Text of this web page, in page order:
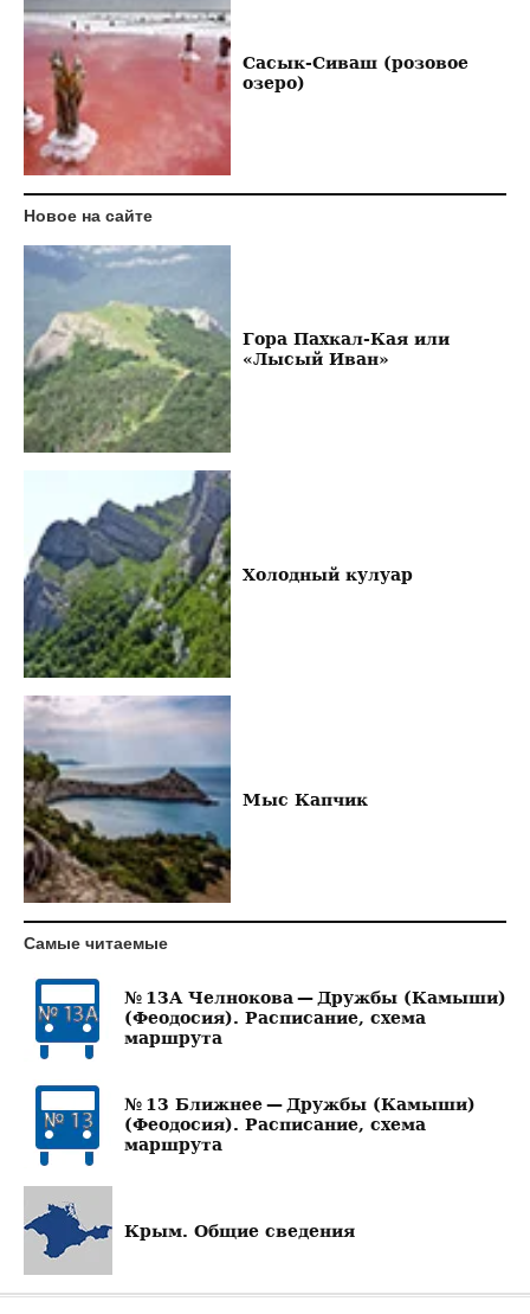
Сасык-Сиваш (розовое
озеро)
Новое на сайте
Гора Пахкал-Кая или
«Лысый Иван»
Холодный кулуар
Мыс Капчик
Самые читаемые
№ 13А Челнокова — Дружбы (Камыши)
(Феодосия). Расписание, схема
маршрута
№ 13 Ближнее — Дружбы (Камыши)
(Феодосия). Расписание, схема
маршрута
Крым. Общие сведения